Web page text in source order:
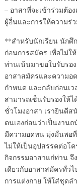
– อาสาที่จะเข้าร่วมต้อ
ผู้อื่นและการให้ความร่
**สำหรับนักเรียน นักศึ
ก่อนการสมัคร เพื่อไม่ใ
ท่านเน้นมาขอใบรับรอ
อาสาสมัครและความอ
กำหนด และกลับก่อนเ
สามารถเซ็นรับรองให้
ชั่วโมงอาสา เรายินดี
ตนเองก่อนว่าเป็นงาน
มีความอดทน มุ่งมั่นพอที่
ไม่ให้เป็นอุปสรรคต่อโ
กิจกรรมอาสาแก่ท่าน จึ
เดียวกับอาสาสมัครทั่วไ
การแต่งกาย ให้ใส่ชุดล